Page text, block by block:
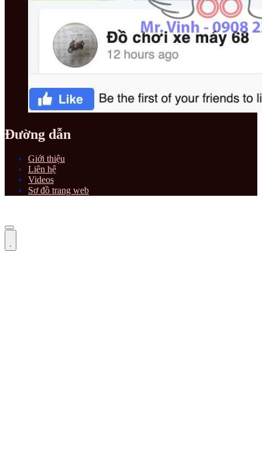
Đường dẫn
Giới thiệu
Liên hệ
Videos
Sơ đồ trang web